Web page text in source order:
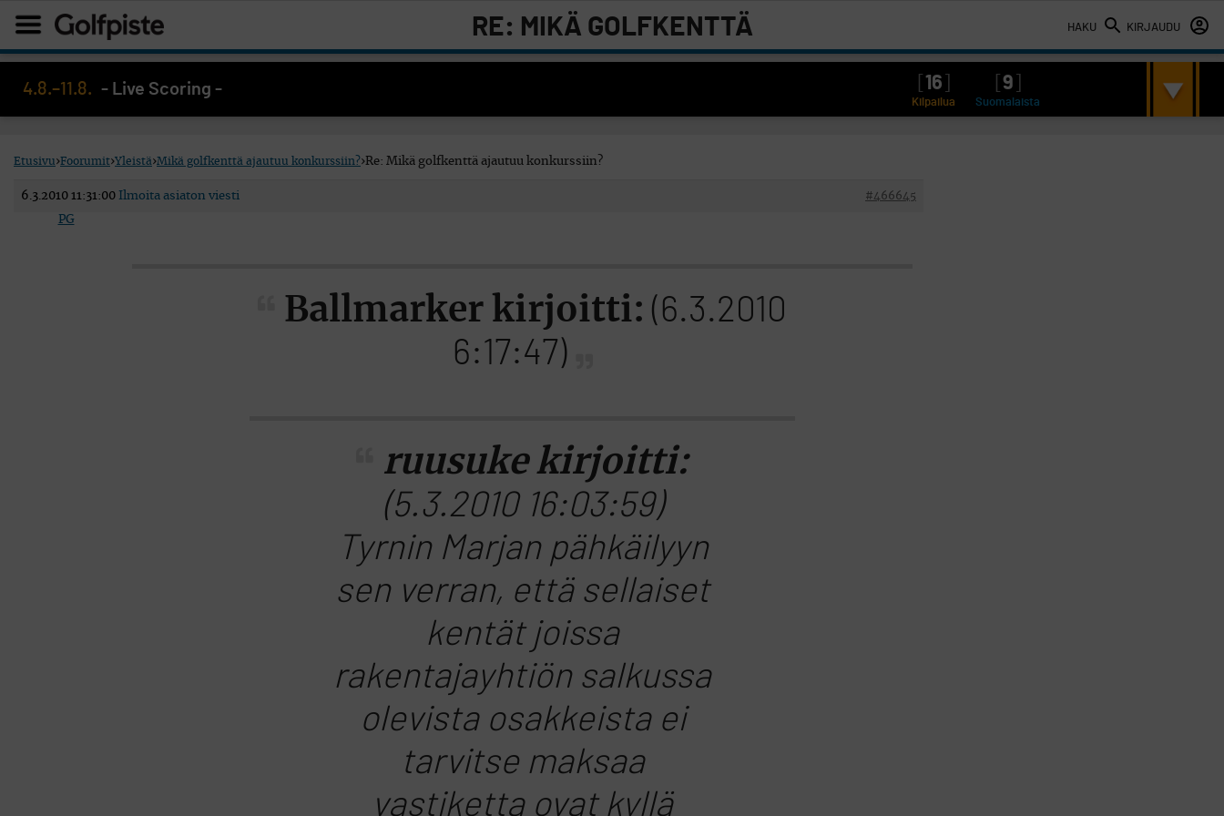
HAKU KIRJAUDU
RE: MIKÄ GOLFKENTTÄ
AJAUTUU KONKURSSIIN?
4.8.–11.8. - Live Scoring - 16 9
Kilpailua Suomalaista
Etusivu›Foorumit›Yleistä›Mikä golfkenttä ajautuu konkurssiin?›Re: Mikä golfkenttä ajautuu konkurssiin?
6.3.2010 11:31:00 #466645
Ilmoita asiaton viesti
PG
Ballmarker kirjoitti: (6.3.2010
6:17:47)
ruusuke kirjoitti:
(5.3.2010 16:03:59)
Tyrnin Marjan pähkäilyyn
sen verran, että sellaiset
kentät joissa
rakentajayhtiön salkussa
olevista osakkeista ei
tarvitse maksaa
vastiketta ovat kyllä